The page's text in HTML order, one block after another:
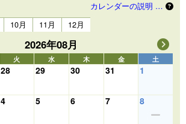
カレンダーの説明 …
10月 11月 12月
2026年08月
火 水 木 金 土
28 29 30 31 1
4 5 6 7 8